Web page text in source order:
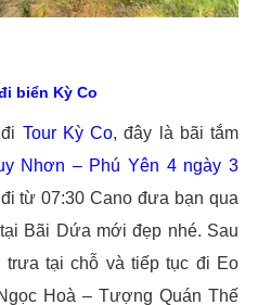
biển Kỳ Co
Tour Kỳ Co, đây là bãi tắm
Nhơn – Phú Yên 4 ngày 3
từ 07:30 Cano đưa bạn qua
Bãi Dứa mới đẹp nhé. Sau
tại chỗ và tiếp tục đi Eo
Hoà – Tượng Quán Thế